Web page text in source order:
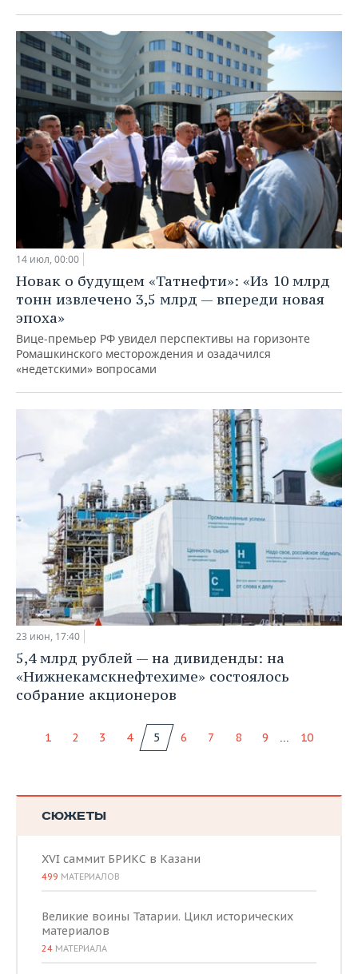
14 июл, 00:00
Новак о будущем «Татнефти»: «Из 10 млрд
тонн извлечено 3,5 млрд — впереди новая
эпоха»
Вице-премьер РФ увидел перспективы на горизонте
Ромашкинского месторождения и озадачился
«недетскими» вопросами
23 июн, 17:40
5,4 млрд рублей — на дивиденды: на
«Нижнекамскнефтехиме» состоялось
собрание акционеров
1 2 3 4 5 6 7 8 9 ... 10
СЮЖЕТЫ
XVI саммит БРИКС в Казани
499 МАТЕРИАЛОВ
Великие воины Татарии. Цикл исторических
материалов
24 МАТЕРИАЛА